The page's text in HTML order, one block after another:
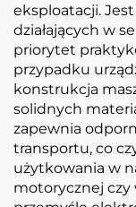
eksploatacji.
działających w
priorytet
przypadku
konstrukcja
solidnych
zapewnia
transportu, co
użytkowania w
motorycznej